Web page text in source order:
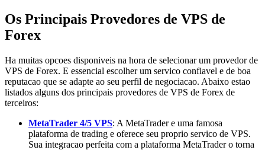
Os Principais Provedores de VPS de
Forex
Ha muitas opcoes disponiveis na hora de selecionar um provedor de
VPS de Forex. E essencial escolher um servico confiavel e de boa
reputacao que se adapte ao seu perfil de negociacao. Abaixo estao
listados alguns dos principais provedores de VPS de Forex de
terceiros:
MetaTrader 4/5 VPS: A MetaTrader e uma famosa
plataforma de trading e oferece seu proprio servico de VPS.
Sua integracao perfeita com a plataforma MetaTrader o torna